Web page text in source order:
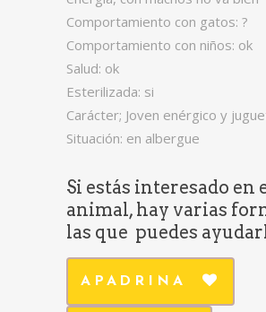
Comportamiento con gatos: ?
Comportamiento con niños: ok
Salud: ok
Esterilizada: si
Carácter; Joven enérgico y
Situación: en albergue
Si estás interesado en
animal, hay varias
las que puedes
APADRINA